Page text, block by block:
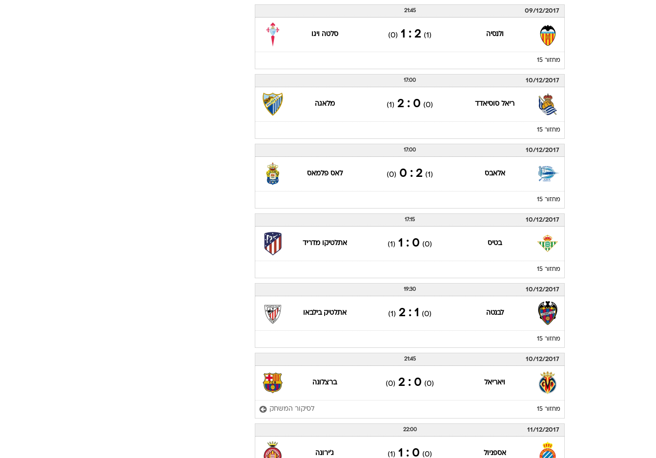
09/12/2017
21:45
ולנסיה (1)
2 : 1
(0) סלטה ויגו
מחזור 15
10/12/2017
17:00
ריאל סוסיאדד (0)
0 : 2
(1) מלאגה
מחזור 15
10/12/2017
17:00
אלאבס (1)
2 : 0
(0) לאס פלמאס
מחזור 15
10/12/2017
17:15
בטיס (0)
0 : 1
(1) אתלטיקו מדריד
מחזור 15
10/12/2017
19:30
לבנטה (0)
1 : 2
(1) אתלטיק בילבאו
מחזור 15
10/12/2017
21:45
ויאריאל (0)
0 : 2
(0) ברצלונה
מחזור 15 לסיקור המשחק
11/12/2017
22:00
אספניול (0)
0 : 1
(1) ג'ירונה